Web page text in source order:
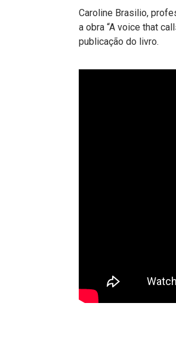
Caroline Brasilio,
a obra “A voice that
publicação do livro.